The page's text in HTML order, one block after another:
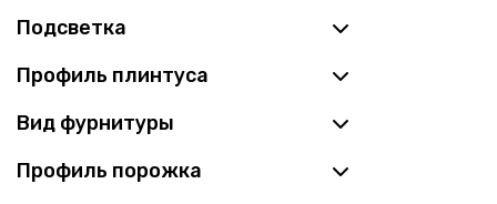
Подсветка
Профиль плинтуса
Вид фурнитуры
Профиль порожка